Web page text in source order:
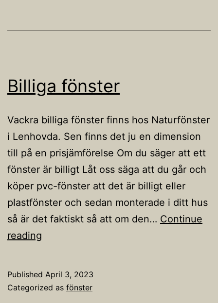
Billiga fönster
Vackra billiga fönster finns hos Naturfönster
i Lenhovda. Sen finns det ju en dimension
till på en prisjämförelse Om du säger att ett
fönster är billigt Låt oss säga att du går och
köper pvc-fönster att det är billigt eller
plastfönster och sedan monterade i ditt hus
så är det faktiskt så att om den… Continue
reading
Published April 3, 2023
Categorized as fönster